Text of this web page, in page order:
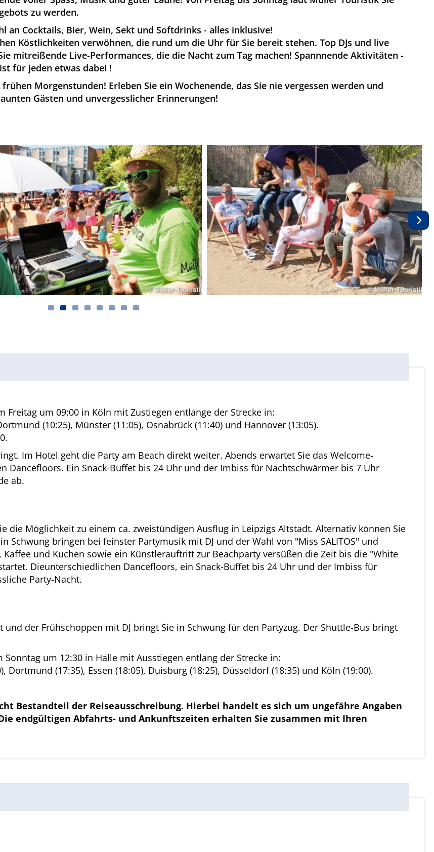
zu werden.
an Cocktails, Bier, Wein, Sekt und Softdrinks - alles inklusive!
Köstlichkeiten verwöhnen, die rund um die Uhr für Sie bereit stehen. Top DJs und live
mitreißende Live-Performances, die die Nacht zum Tag machen! Spannnende Aktivitäten -
für jeden etwas dabei !
Morgenstunden! Erleben Sie ein Wochenende, das Sie nie vergessen werden und
Gästen und unvergesslicher Erinnerungen!
um 09:00 in Köln mit Zustiegen entlange der Strecke in:
(10:25), Münster (11:05), Osnabrück (11:40) und Hannover (13:05).
Im Hotel geht die Party am Beach direkt weiter. Abends erwartet Sie das Welcome-
Dancefloors. Ein Snack-Buffet bis 24 Uhr und der Imbiss für Nachtschwärmer bis 7 Uhr
ab.
die Möglichkeit zu einem ca. zweistündigen Ausflug in Leipzigs Altstadt. Alternativ können Sie
Schwung bringen bei feinster Partymusik mit DJ und der Wahl von "Miss SALITOS" und
Kaffee und Kuchen sowie ein Künstlerauftritt zur Beachparty versüßen die Zeit bis die "White
Dieunterschiedlichen Dancefloors, ein Snack-Buffet bis 24 Uhr und der Imbiss für
Party-Nacht.
der Frühschoppen mit DJ bringt Sie in Schwung für den Partyzug. Der Shuttle-Bus bringt
um 12:30 in Halle mit Ausstiegen entlang der Strecke in:
Dortmund (17:35), Essen (18:05), Duisburg (18:25), Düsseldorf (18:35) und Köln (19:00).
Bestandteil der Reiseausschreibung. Hierbei handelt es sich um ungefähre Angaben
endgültigen Abfahrts- und Ankunftszeiten erhalten Sie zusammen mit Ihren